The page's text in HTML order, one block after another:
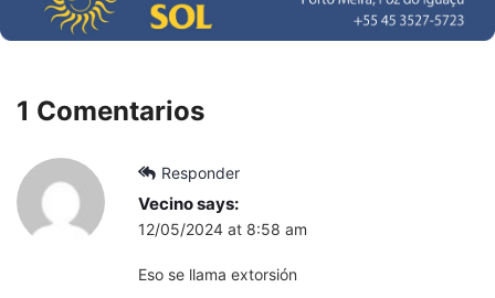
1 Comentarios
Responder
Vecinosays:
12/05/2024 at 8:58 am
Eso se llama extorsión